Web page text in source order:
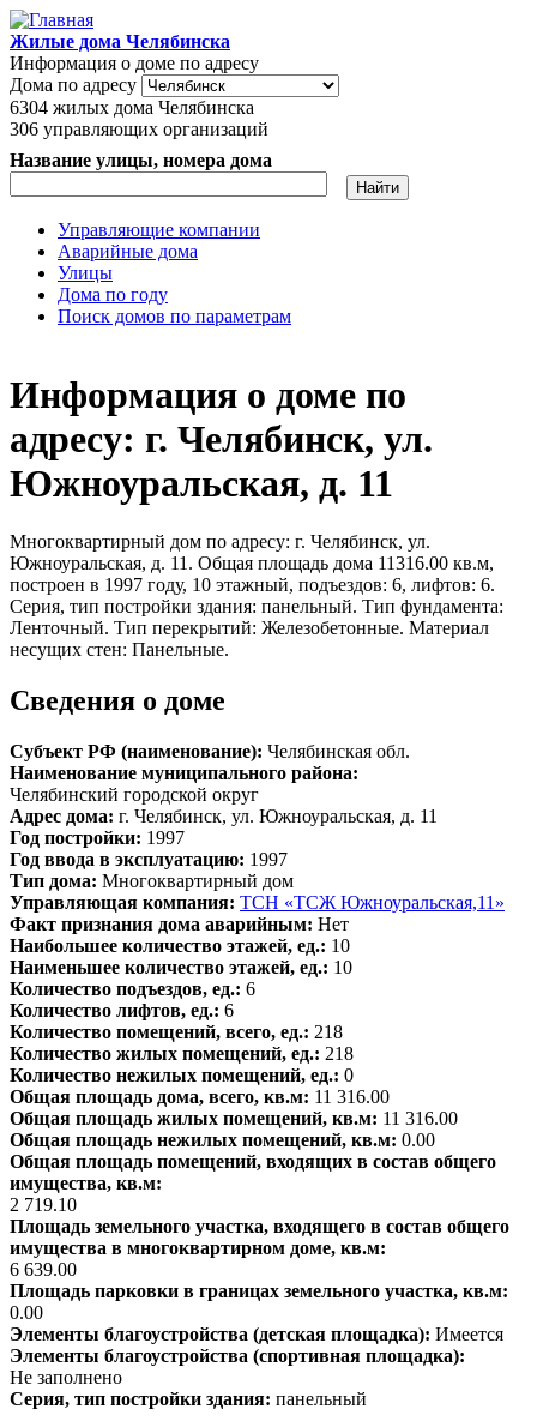
Перейти к основному содержанию
Жилые дома Челябинска
Информация о доме по адресу
Дома по адресу
6304 жилых дома Челябинска
306 управляющих организаций
Название улицы, номера дома
Главное меню
Управляющие компании
Аварийные дома
Улицы
Дома по году
Поиск домов по параметрам
Информация о доме по
адресу: г. Челябинск, ул.
Южноуральская, д. 11
Многоквартирный дом по адресу: г. Челябинск, ул.
Южноуральская, д. 11. Общая площадь дома 11316.00 кв.м,
построен в 1997 году, 10 этажный, подъездов: 6, лифтов: 6.
Серия, тип постройки здания: панельный. Тип фундамента:
Ленточный. Тип перекрытий: Железобетонные. Материал
несущих стен: Панельные.
Сведения о доме
Субъект РФ (наименование): Челябинская обл.
Наименование муниципального района:
Челябинский городской округ
Адрес дома: г. Челябинск, ул. Южноуральская, д. 11
Год постройки: 1997
Год ввода в эксплуатацию: 1997
Тип дома: Многоквартирный дом
Управляющая компания: ТСН «ТСЖ Южноуральская,11»
Факт признания дома аварийным: Нет
Наибольшее количество этажей, ед.: 10
Наименьшее количество этажей, ед.: 10
Количество подъездов, ед.: 6
Количество лифтов, ед.: 6
Количество помещений, всего, ед.: 218
Количество жилых помещений, ед.: 218
Количество нежилых помещений, ед.: 0
Общая площадь дома, всего, кв.м: 11 316.00
Общая площадь жилых помещений, кв.м: 11 316.00
Общая площадь нежилых помещений, кв.м: 0.00
Общая площадь помещений, входящих в состав общего
имущества, кв.м:
2 719.10
Площадь земельного участка, входящего в состав общего
имущества в многоквартирном доме, кв.м:
6 639.00
Площадь парковки в границах земельного участка, кв.м:
0.00
Элементы благоустройства (детская площадка): Имеется
Элементы благоустройства (спортивная площадка):
Не заполнено
Серия, тип постройки здания: панельный